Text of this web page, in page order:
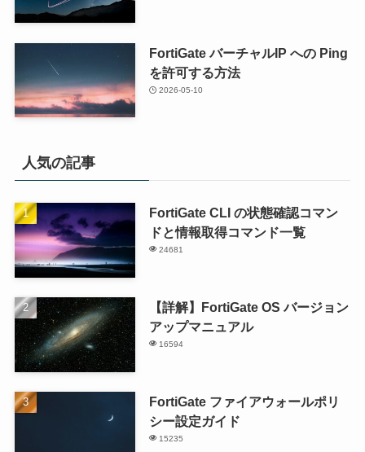
FortiGate バーチャルIP への Ping
を許可する方法
2026-05-10
人気の記事
FortiGate CLI の状態確認コマン
ドと情報取得コマンド一覧
24681
【詳解】FortiGate OS バージョン
アップマニュアル
16594
FortiGate ファイアウォールポリ
シー設定ガイド
15235